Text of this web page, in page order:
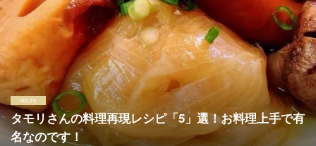
タモリさんの料理再現レシピ「5」選！お料理上手で有
名なのです！